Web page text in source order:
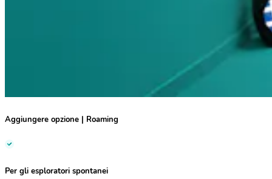
Aggiungere opzione | Roaming
Per gli esploratori spontanei